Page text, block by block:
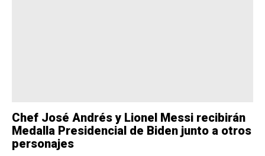
Chef José Andrés y Lionel Messi recibirán
Medalla Presidencial de Biden junto a otros
personajes